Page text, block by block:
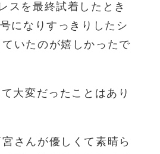
スを最終試着したとき
になりすっきりしたシ
いたのが嬉しかったで
大変だったことはあり
宮さんが優しくて素晴ら